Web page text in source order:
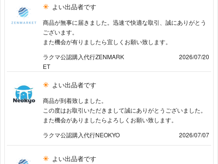
よい出品者です
商品が無事に届きました。迅速で快適な取引、誠にありがとう
ございます。
また機会が有りましたら宜しくお願い致します。
ラクマ公認購入代行ZENMARK
ET
2026/07/20
よい出品者です
商品が到着致しました。
この度はお取引いただきまして誠にありがとうございました。
また機会がありましたらよろしくお願い致します。
ラクマ公認購入代行NEOKYO
2026/07/07
よい出品者です